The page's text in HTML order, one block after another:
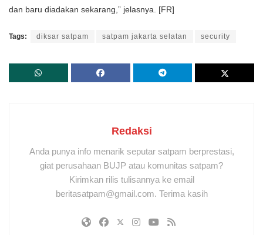
dan baru diadakan sekarang,” jelasnya. [FR]
Tags: diksar satpam satpam jakarta selatan security
Redaksi
Anda punya info menarik seputar satpam berprestasi,
giat perusahaan BUJP atau komunitas satpam?
Kirimkan rilis tulisannya ke email
beritasatpam@gmail.com. Terima kasih